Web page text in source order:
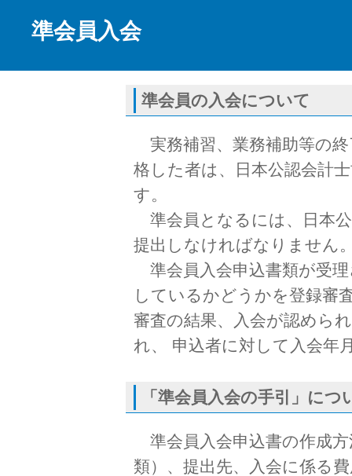
準会員入会
準会員の入会について
実務補習、業務補助等の
格した者は、日本公認会計
す。
準会員となるには、日本
提出しなければなりません
準会員入会申込書類が受
しているかどうかを登録審
審査の結果、入会が認めら
れ、 申込者に対して入会年
「準会員入会の手引」につ
準会員入会申込書の作成
類）、提出先、入会に係る